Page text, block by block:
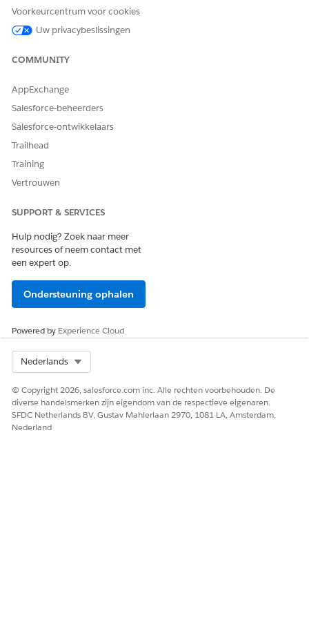
Laat ons weten wat we kunnen doen om te verbeteren!
Voorkeurcentrum voor cookies
Uw privacybeslissingen
COMMUNITY
AppExchange
Salesforce-beheerders
Salesforce-ontwikkelaars
Trailhead
Training
Vertrouwen
SUPPORT & SERVICES
Hulp nodig? Zoek naar meer
resources of neem contact met
een expert op.
Ondersteuning ophalen
Powered by Experience Cloud
Nederlands
© Copyright 2026, salesforce.com inc. Alle rechten voorbehouden. De
diverse handelsmerken zijn eigendom van de respectieve eigenaren.
SFDC Netherlands BV, Gustav Mahlerlaan 2970, 1081 LA, Amsterdam,
Nederland